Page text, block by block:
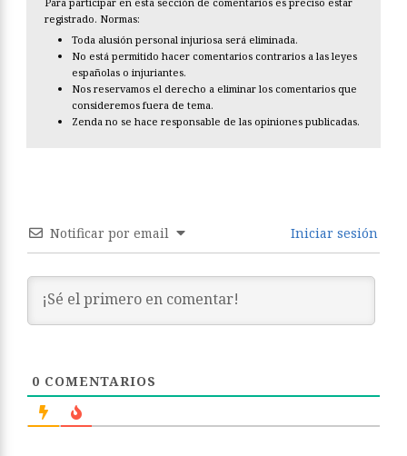
registrado. Normas:
Toda alusión personal injuriosa será eliminada.
No está permitido hacer comentarios contrarios a las leyes
españolas o injuriantes.
Nos reservamos el derecho a eliminar los comentarios que
consideremos fuera de tema.
Zenda no se hace responsable de las opiniones publicadas.
Notificar por email Iniciar sesión
0 COMENTARIOS